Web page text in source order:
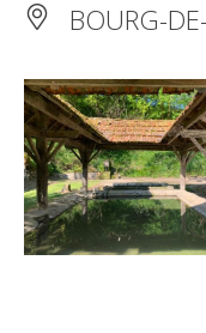
BOURG-